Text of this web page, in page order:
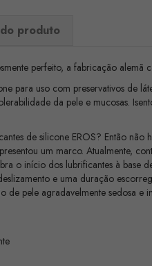
produto
perfeito, a fabricação
para uso com preservativos de
da pele e mucosas.
de silicone EROS? Então
um marco. Atualmente,
o início dos lubrificantes à base
e uma duração
de pele agradavelmente sedosa e